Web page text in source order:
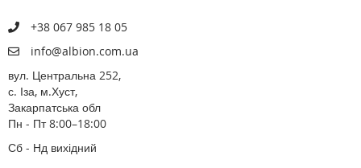
+38 067 985 18 05
info@albion.com.ua
вул. Центральна 252,
с. Іза, м.Хуст,
Закарпатська обл
Пн - Пт 8:00–18:00
Сб - Нд вихідний